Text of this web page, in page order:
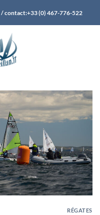
/ contact:+33 (0) 467-776-522
RÉGATES